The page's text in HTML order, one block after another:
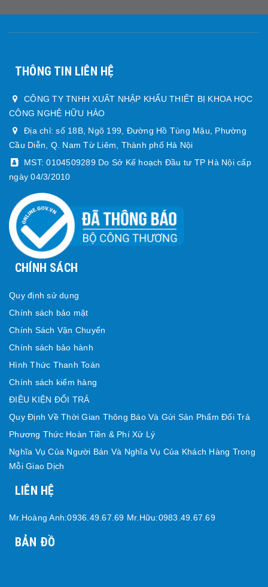
THÔNG TIN LIÊN HỆ
CÔNG TY TNHH XUẤT NHẬP KHẨU THIẾT BỊ KHOA HỌC
CÔNG NGHỆ HỮU HẢO
Địa chỉ: số 18B, Ngõ 199, Đường Hồ Tùng Mậu, Phường
Cầu Diễn, Q. Nam Từ Liêm, Thành phố Hà Nội
MST: 0104509289 Do Sở Kế hoạch Đầu tư TP Hà Nội cấp
ngày 04/3/2010
CHÍNH SÁCH
Quy định sử dụng
Chính sách bảo mật
Chính Sách Vận Chuyển
Chính sách bảo hành
Hình Thức Thanh Toán
Chính sách kiểm hàng
ĐIỀU KIỆN ĐỔI TRẢ
Quy Định Về Thời Gian Thông Báo Và Gửi Sản Phẩm Đổi Trả
Phương Thức Hoàn Tiền & Phí Xử Lý
Nghĩa Vụ Của Người Bán Và Nghĩa Vụ Của Khách Hàng Trong
Mỗi Giao Dịch
LIÊN HỆ
Mr.Hoàng Anh:0936.49.67.69 Mr.Hữu:0983.49.67.69
BẢN ĐỒ